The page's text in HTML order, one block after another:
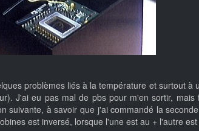
problèmes liés à la température et surtout
J'ai eu pas mal de pbs pour m'en sortir,
suivante, à savoir que j'ai commandé la
est inversé, lorsque l'une est au + l'autre